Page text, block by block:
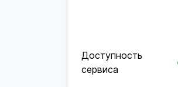
Доступность
сервиса